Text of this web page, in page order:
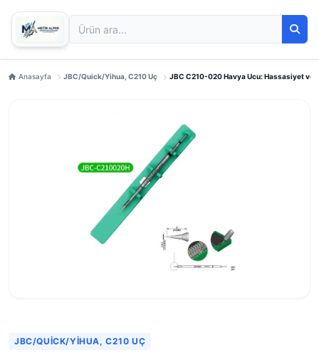
Anasayfa JBC/Quick/Yihua, C210 Uç JBC C210-020 Havya Ucu: Hassasiyet ve
JBC/QUICK/YIHUA, C210 UÇ